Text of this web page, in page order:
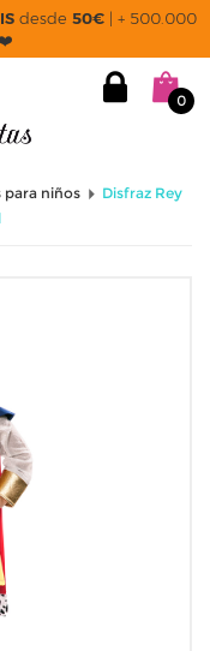
desde 50€| + 500.000
0
para niños
Disfraz Rey